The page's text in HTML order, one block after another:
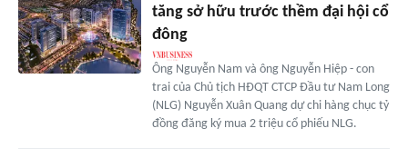
tăng sở hữu trước thềm đại hội cổ
đông
Ông Nguyễn Nam và ông Nguyễn Hiệp - con
trai của Chủ tịch HĐQT CTCP Đầu tư Nam Long
(NLG) Nguyễn Xuân Quang dự chi hàng chục tỷ
đồng đăng ký mua 2 triệu cổ phiếu NLG.